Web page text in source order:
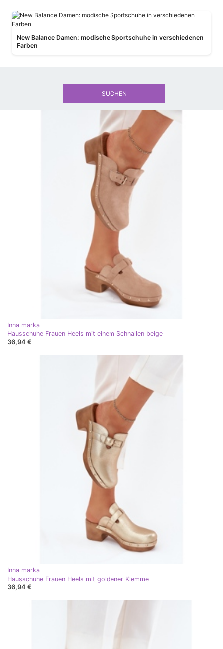
New Balance Damen: modische Sportschuhe in verschiedenen
Farben
Inna marka
Hausschuhe Frauen Heels mit einem Schnallen beige
36,94 €
Inna marka
Hausschuhe Frauen Heels mit goldener Klemme
36,94 €
SUCHEN